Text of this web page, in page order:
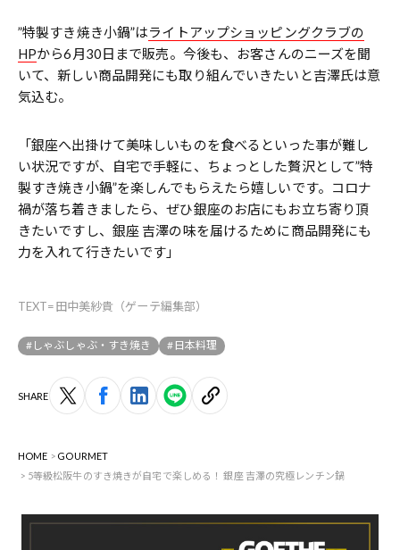
”特製すき焼き小鍋”はライトアップショッピングクラブの
HPから6月30日まで販売。今後も、お客さんのニーズを聞
いて、新しい商品開発にも取り組んでいきたいと吉澤氏は意
気込む。
「銀座へ出掛けて美味しいものを食べるといった事が難し
い状況ですが、自宅で手軽に、ちょっとした贅沢として”特
製すき焼き小鍋”を楽しんでもらえたら嬉しいです。コロナ
禍が落ち着きましたら、ぜひ銀座のお店にもお立ち寄り頂
きたいですし、銀座 吉澤の味を届けるために商品開発にも
力を入れて行きたいです」
TEXT=田中美紗貴（ゲーテ編集部）
#しゃぶしゃぶ・すき焼き #日本料理
SHARE
HOME
GOURMET
5等級松阪牛のすき焼きが自宅で楽しめる！ 銀座 吉澤の究極レンチン鍋